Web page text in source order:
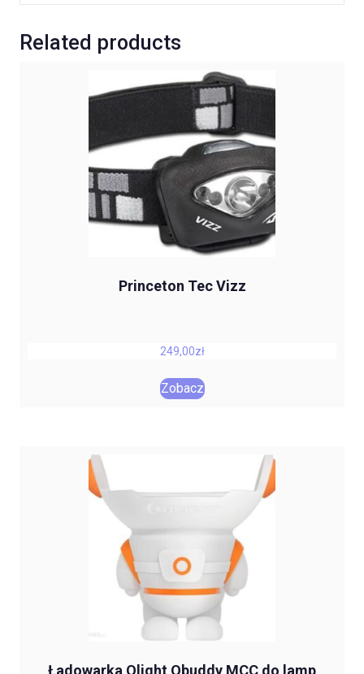
Related products
Princeton Tec Vizz
249,00zł
Zobacz
Ładowarka Olight Obuddy MCC do lamp